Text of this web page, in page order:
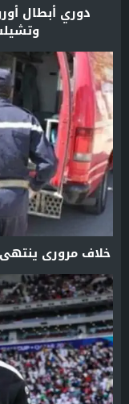
دوري أبطال
خلاف مروري